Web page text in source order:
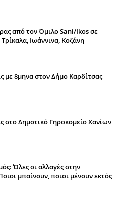
από τον Όμιλο Sani/Ikos σε
Ιωάννινα, Κοζάνη
με 8μηνα στον Δήμο Καρδίτσας
στο Δημοτικό Γηροκομείο Χανίων
Όλες οι αλλαγές στην
μπαίνουν, ποιοι μένουν εκτός